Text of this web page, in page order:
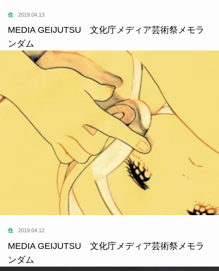
住 2019.04.13
MEDIA GEIJUTSU 文化庁メディア芸術祭メモラ
ンダム
住 2019.04.12
MEDIA GEIJUTSU 文化庁メディア芸術祭メモラ
ンダム